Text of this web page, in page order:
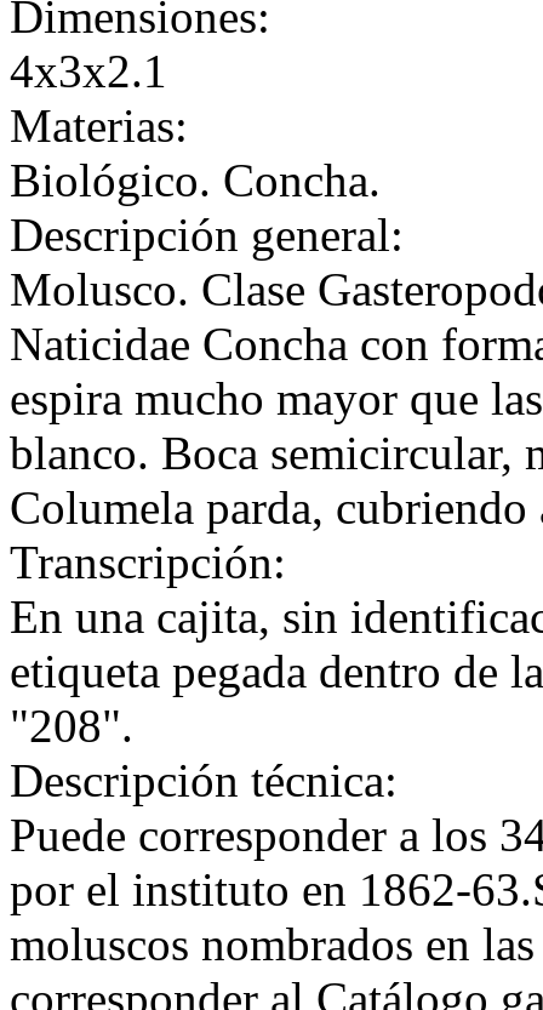
Dimensiones:
4x3x2.1
Materias:
Biológico. Concha.
Descripción general:
Molusco. Clase
Naticidae Concha con
espira mucho mayor que
blanco. Boca semicircular,
Columela parda,
Transcripción:
En una cajita, sin
etiqueta pegada dentro de
"208".
Descripción técnica:
Puede corresponder a los
por el instituto en 1862-
moluscos nombrados en
corresponder al Catálogo